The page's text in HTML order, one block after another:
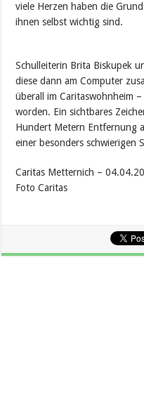
viele Herzen haben die
ihnen selbst wichtig sind.
Schulleiterin Brita Biskupek
diese dann am Computer
überall im Caritaswohnheim
worden. Ein sichtbares
Hundert Metern Entfernung
einer besonders schwierigen
Caritas Metternich –
Foto Caritas